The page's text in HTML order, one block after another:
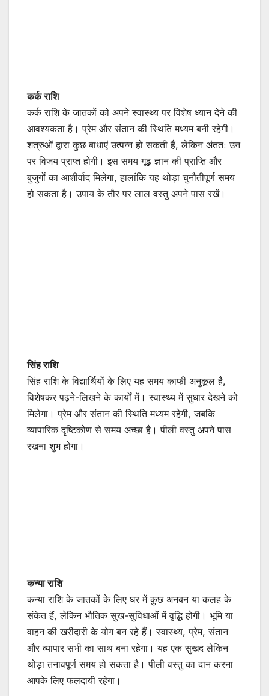
कर्क राशि
कर्क राशि के जातकों को अपने स्वास्थ्य पर विशेष ध्यान देने की
आवश्यकता है। प्रेम और संतान की स्थिति मध्यम बनी रहेगी।
शत्रुओं द्वारा कुछ बाधाएं उत्पन्न हो सकती हैं, लेकिन अंततः उन
पर विजय प्राप्त होगी। इस समय गूढ़ ज्ञान की प्राप्ति और
बुजुर्गों का आशीर्वाद मिलेगा, हालांकि यह थोड़ा चुनौतीपूर्ण समय
हो सकता है। उपाय के तौर पर लाल वस्तु अपने पास रखें।
सिंह राशि
सिंह राशि के विद्यार्थियों के लिए यह समय काफी अनुकूल है,
विशेषकर पढ़ने-लिखने के कार्यों में। स्वास्थ्य में सुधार देखने को
मिलेगा। प्रेम और संतान की स्थिति मध्यम रहेगी, जबकि
व्यापारिक दृष्टिकोण से समय अच्छा है। पीली वस्तु अपने पास
रखना शुभ होगा।
कन्या राशि
कन्या राशि के जातकों के लिए घर में कुछ अनबन या कलह के
संकेत हैं, लेकिन भौतिक सुख-सुविधाओं में वृद्धि होगी। भूमि या
वाहन की खरीदारी के योग बन रहे हैं। स्वास्थ्य, प्रेम, संतान
और व्यापार सभी का साथ बना रहेगा। यह एक सुखद लेकिन
थोड़ा तनावपूर्ण समय हो सकता है। पीली वस्तु का दान करना
आपके लिए फलदायी रहेगा।